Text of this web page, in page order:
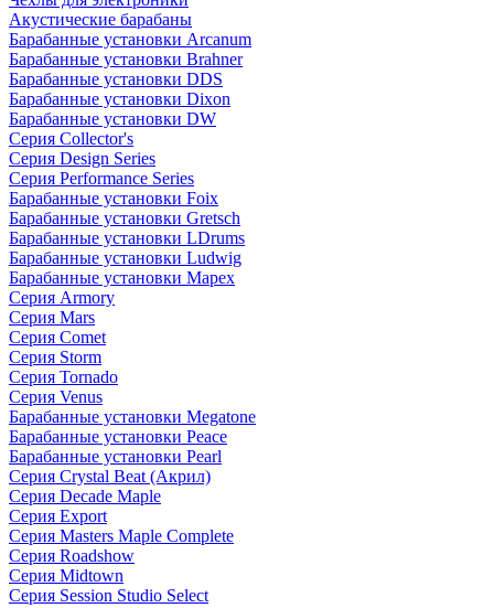
Акустические барабаны
Барабанные установки Arcanum
Барабанные установки Brahner
Барабанные установки DDS
Барабанные установки Dixon
Барабанные установки DW
Серия Collector's
Серия Design Series
Серия Performance Series
Барабанные установки Foix
Барабанные установки Gretsch
Барабанные установки LDrums
Барабанные установки Ludwig
Барабанные установки Mapex
Серия Armory
Серия Mars
Серия Comet
Серия Storm
Серия Tornado
Серия Venus
Барабанные установки Megatone
Барабанные установки Peace
Барабанные установки Pearl
Серия Crystal Beat (Акрил)
Серия Decade Maple
Серия Export
Серия Masters Maple Complete
Серия Roadshow
Серия Midtown
Серия Session Studio Select